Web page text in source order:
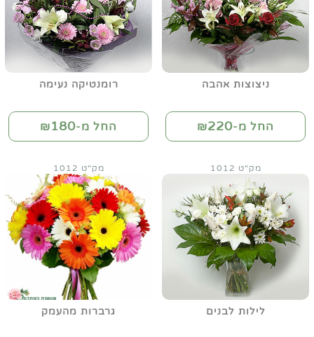
ניצוצות אהבה
החל מ-₪220
רומנטיקה נעימה
החל מ-₪180
לילות לבנים
מק"ט 1012
גרברות מהעמק
מק"ט 1012